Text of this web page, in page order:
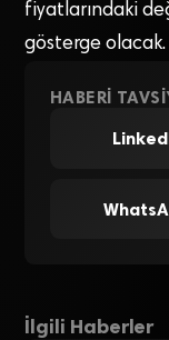
fiyatlarındaki
gösterge olacak.
HABERI
İlgili Haberler